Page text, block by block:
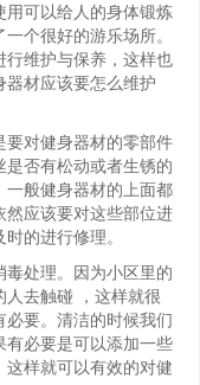
用可以给人的身体锻炼
个很好的游乐场所。
行维护与保养，这样也
器材应该要怎么维护
要对健身器材的零部件
否有松动或者生锈的
一般健身器材的上面都
然应该要对这些部位进
的进行修理。
处理。因为小区里的
人去触碰 ，这样就很
要。清洁的时候我们
有必要是可以添加一些
样就可以有效的对健